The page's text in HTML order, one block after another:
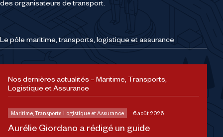
des organisateurs de transport.
Le pôle maritime, transports, logistique et assurance
Nos dernières actualités – Maritime, Transports,
Logistique et Assurance
Aurélie Giordano a rédigé un guide
Maritime, Transports, Logistique et Assurance 6 août 2026